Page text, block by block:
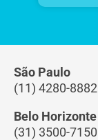
São Paulo
(11) 4280-8882
Belo Horizonte
(31) 3500-7150